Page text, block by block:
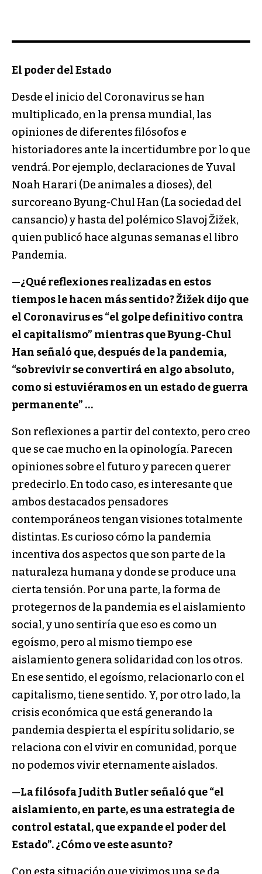
El poder del Estado
Desde el inicio del Coronavirus se han
multiplicado, en la prensa mundial, las
opiniones de diferentes filósofos e
historiadores ante la incertidumbre por lo que
vendrá. Por ejemplo, declaraciones de Yuval
Noah Harari (De animales a dioses), del
surcoreano Byung-Chul Han (La sociedad del
cansancio) y hasta del polémico Slavoj Žižek,
quien publicó hace algunas semanas el libro
Pandemia.
—¿Qué reflexiones realizadas en estos
tiempos le hacen más sentido? Žižek dijo que
el Coronavirus es “el golpe definitivo contra
el capitalismo” mientras queByung-Chul
Han señaló que, después de la pandemia,
“sobrevivir se convertirá en algo absoluto,
como si estuviéramos en un estado de guerra
permanente” …
Son reflexiones a partir del contexto, pero creo
que se cae mucho en la opinología. Parecen
opiniones sobre el futuro y parecen querer
predecirlo. En todo caso, es interesante que
ambos destacados pensadores
contemporáneos tengan visiones totalmente
distintas. Es curioso cómo la pandemia
incentiva dos aspectos que son parte de la
naturaleza humana y donde se produce una
cierta tensión. Por una parte, la forma de
protegernos de la pandemia es el aislamiento
social, y uno sentiría que eso es como un
egoísmo, pero al mismo tiempo ese
aislamiento genera solidaridad con los otros.
En ese sentido, el egoísmo, relacionarlo con el
capitalismo, tiene sentido. Y, por otro lado, la
crisis económica que está generando la
pandemia despierta el espíritu solidario, se
relaciona con el vivir en comunidad, porque
no podemos vivir eternamente aislados.
—La filósofa Judith Butler señaló que “el
aislamiento, en parte, es una estrategia de
control estatal, que expande el poder del
Estado”. ¿Cómo ve este asunto?